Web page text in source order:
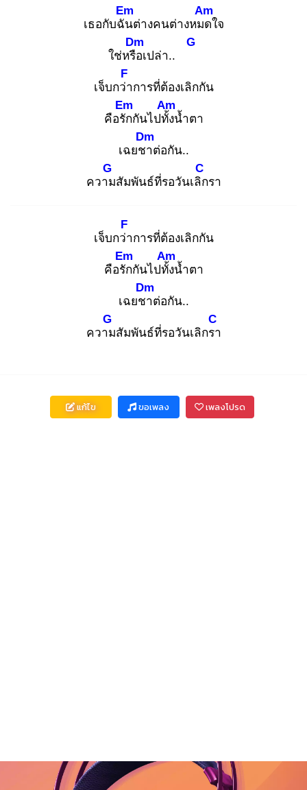
เธอกับฉัน
Em
ต่างคนต่างหมด
Am
ใจ
ใช่หรือ
Dm
เปล่า..
G
เจ็บกว่า
F
การที่ต้องเลิกกัน
คือรัก
Em
กันไปทั้ง
Am
น้ำตา
เฉยชา
Dm
ต่อกัน..
ความ
G
สัมพันธ์ที่รอวันเลิก
C
รา
เจ็บกว่า
F
การที่ต้องเลิกกัน
คือรัก
Em
กันไปทั้ง
Am
น้ำตา
เฉยชา
Dm
ต่อกัน..
ความ
G
สัมพันธ์ที่รอวันเลิกรา
C
แก้ไข ขอเพลง เพลงโปรด